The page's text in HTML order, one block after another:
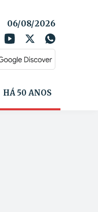
06/08/2026
HÁ 50 ANOS